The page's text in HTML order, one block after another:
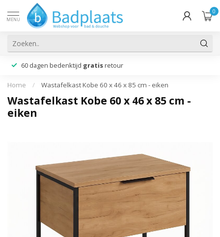
MENU
0
60 dagen bedenktijd gratis retour
Home / Wastafelkast Kobe 60 x 46 x 85 cm - eiken
Wastafelkast Kobe 60 x 46 x 85 cm -
eiken